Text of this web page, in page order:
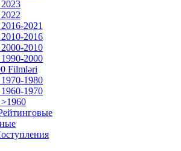
2021
2016
2010
2000
Filmləri
1980
1970